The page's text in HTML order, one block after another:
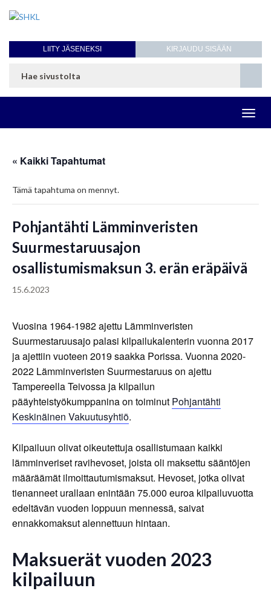
KIRJAUDU SISÄÄN
LIITY JÄSENEKSI
« Kaikki Tapahtumat
Tämä tapahtuma on mennyt.
Pohjantähti Lämminveristen
Suurmestaruusajon
osallistumismaksun 3. erän eräpäivä
15.6.2023
​Vuosina 1964-1982 ajettu Lämminveristen
Suurmestaruusajo palasi kilpailukalenterin vuonna 2017
ja ajettiin vuoteen 2019 saakka Porissa. Vuonna 2020-
2022 Lämminveristen Suurmestaruus on ajettu
Tampereella Teivossa ja kilpailun
pääyhteistyökumppanina on toiminut Pohjantähti
Keskinäinen Vakuutusyhtiö.
Kilpailuun olivat oikeutettuja osallistumaan kaikki
lämminveriset ravihevoset, joista oli maksettu sääntöjen
määräämät ilmoittautumismaksut. Hevoset, jotka olivat
tienanneet urallaan enintään 75.000 euroa kilpailuvuotta
edeltävän vuoden loppuun mennessä, saivat
ennakkomaksut alennettuun hintaan.
Maksuerät vuoden 2023
kilpailuun